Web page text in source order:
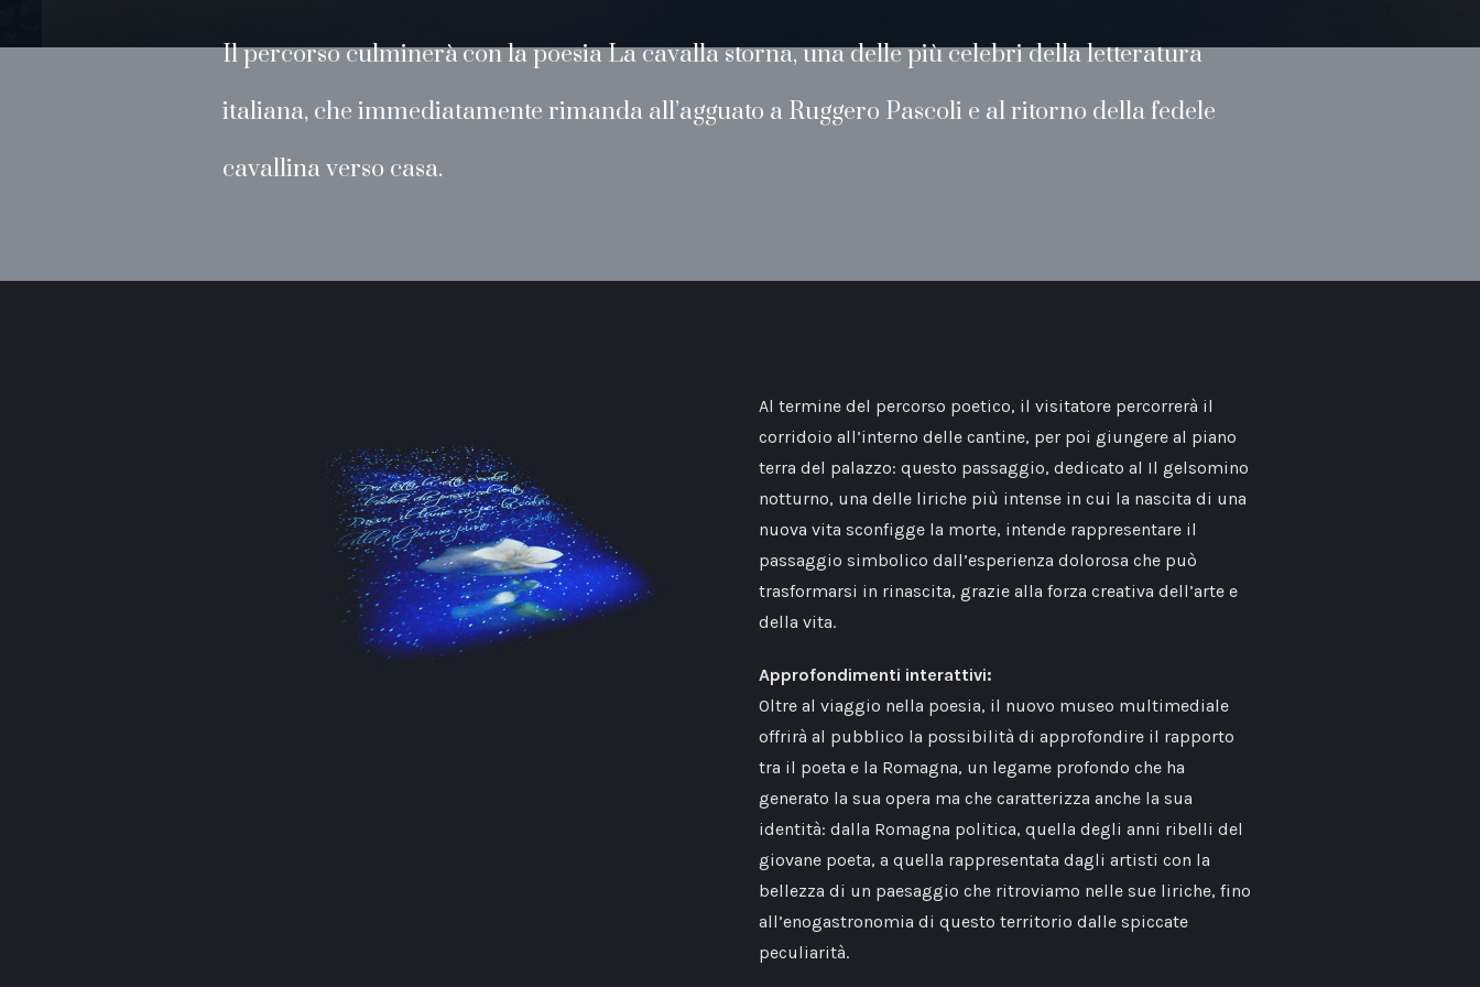
Il percorso culminerà con la poesia La cavalla storna, una delle più celebri della letteratura
italiana, che immediatamente rimanda all’agguato a Ruggero Pascoli e al ritorno della fedele
cavallina verso casa.
Al termine del percorso poetico, il visitatore percorrerà il
corridoio all’interno delle cantine, per poi giungere al piano
terra del palazzo: questo passaggio, dedicato al Il gelsomino
notturno, una delle liriche più intense in cui la nascita di una
nuova vita sconfigge la morte, intende rappresentare il
passaggio simbolico dall’esperienza dolorosa che può
trasformarsi in rinascita, grazie alla forza creativa dell’arte e
della vita.
Approfondimenti interattivi:
Oltre al viaggio nella poesia, il nuovo museo multimediale
offrirà al pubblico la possibilità di approfondire il rapporto
tra il poeta e la Romagna, un legame profondo che ha
generato la sua opera ma che caratterizza anche la sua
identità: dalla Romagna politica, quella degli anni ribelli del
giovane poeta, a quella rappresentata dagli artisti con la
bellezza di un paesaggio che ritroviamo nelle sue liriche, fino
all’enogastronomia di questo territorio dalle spiccate
peculiarità.